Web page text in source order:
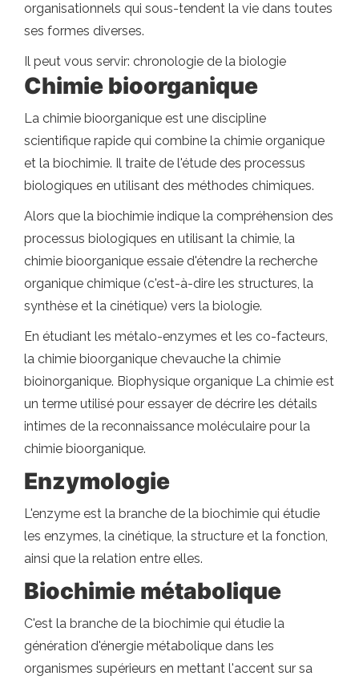
organisationnels qui sous-tendent la vie dans toutes
ses formes diverses.
Il peut vous servir: chronologie de la biologie
Chimie bioorganique
La chimie bioorganique est une discipline
scientifique rapide qui combine la chimie organique
et la biochimie. Il traite de l'étude des processus
biologiques en utilisant des méthodes chimiques.
Alors que la biochimie indique la compréhension des
processus biologiques en utilisant la chimie, la
chimie bioorganique essaie d'étendre la recherche
organique chimique (c'est-à-dire les structures, la
synthèse et la cinétique) vers la biologie.
En étudiant les métalo-enzymes et les co-facteurs,
la chimie bioorganique chevauche la chimie
bioinorganique. Biophysique organique La chimie est
un terme utilisé pour essayer de décrire les détails
intimes de la reconnaissance moléculaire pour la
chimie bioorganique.
Enzymologie
L'enzyme est la branche de la biochimie qui étudie
les enzymes, la cinétique, la structure et la fonction,
ainsi que la relation entre elles.
Biochimie métabolique
C'est la branche de la biochimie qui étudie la
génération d'énergie métabolique dans les
organismes supérieurs en mettant l'accent sur sa